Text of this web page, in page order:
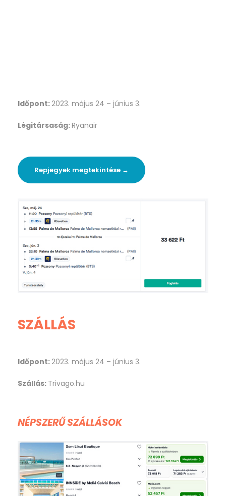
Időpont:2023. május 24 – június 3.
Légitársaság:Ryanair
Repjegyek megtekintése →
SZÁLLÁS
Időpont:2023. május 24 – június 3.
Szállás: Trivago.hu
NÉPSZERŰ SZÁLLÁSOK